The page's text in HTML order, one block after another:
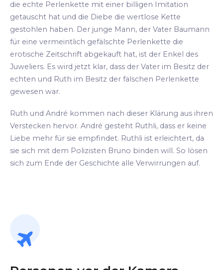
die echte Perlenkette mit einer billigen Imitation
getauscht hat und die Diebe die wertlose Kette
gestohlen haben. Der junge Mann, der Vater Baumann
für eine vermeintlich gefälschte Perlenkette die
erotische Zeitschrift abgekauft hat, ist der Enkel des
Juweliers. Es wird jetzt klar, dass der Vater im Besitz der
echten und Ruth im Besitz der falschen Perlenkette
gewesen war.
Ruth und André kommen nach dieser Klärung aus ihren
Verstecken hervor. André gesteht Ruthli, dass er keine
Liebe mehr für sie empfindet. Ruthli ist erleichtert, da
sie sich mit dem Polizisten Bruno binden will. So lösen
sich zum Ende der Geschichte alle Verwirrungen auf.